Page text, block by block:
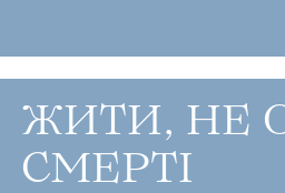
ЖИТИ, НЕ
СМЕРТІ